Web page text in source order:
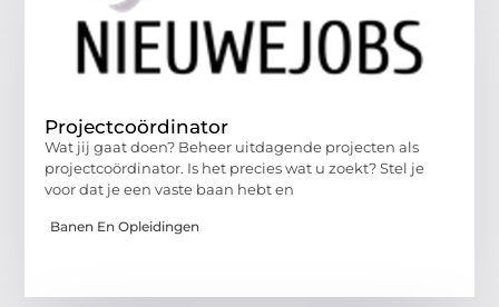
Projectcoördinator
Wat jij gaat doen? Beheer uitdagende projecten als
projectcoördinator. Is het precies wat u zoekt? Stel je
voor dat je een vaste baan hebt en
Banen En Opleidingen